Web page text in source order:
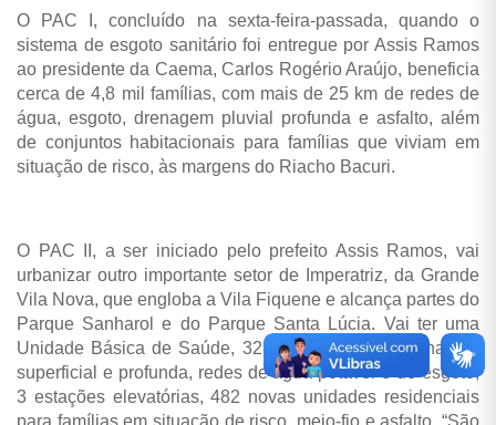
O PAC I, concluído na sexta-feira-passada, quando o
sistema de esgoto sanitário foi entregue por Assis Ramos
ao presidente da Caema, Carlos Rogério Araújo, beneficia
cerca de 4,8 mil famílias, com mais de 25 km de redes de
água, esgoto, drenagem pluvial profunda e asfalto, além
de conjuntos habitacionais para famílias que viviam em
situação de risco, às margens do Riacho Bacuri.
O PAC II, a ser iniciado pelo prefeito Assis Ramos, vai
urbanizar outro importante setor de Imperatriz, da Grande
Vila Nova, que engloba a Vila Fiquene e alcança partes do
Parque Sanharol e do Parque Santa Lúcia. Vai ter uma
Unidade Básica de Saúde, 32km de ruas com drenagem
superficial e profunda, redes de água potável e de esgoto,
3 estações elevatórias, 482 novas unidades residenciais
para famílias em situação de risco, meio-fio e asfalto. “São